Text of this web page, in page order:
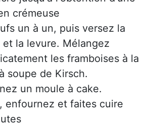
crémeuse
un à un, puis versez la
la levure. Mélangez
les framboises à la
soupe de Kirsch.
un moule à cake.
enfournez et faites cuire